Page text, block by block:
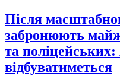
Після
забронюють
та поліцейських:
відбуватиметься